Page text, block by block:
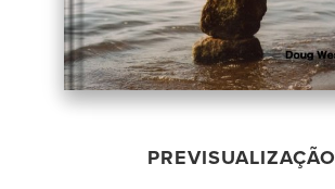
PREVISUALIZAÇÃO